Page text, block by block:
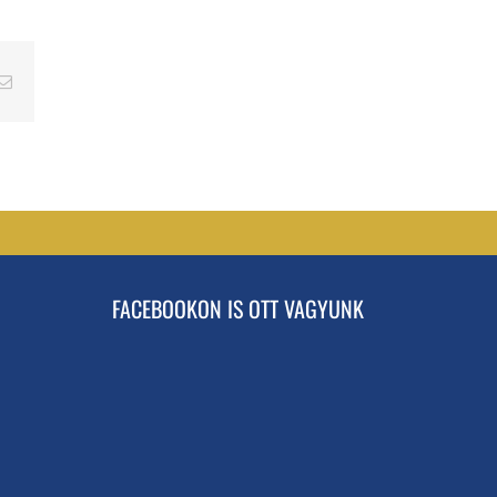
Email
FACEBOOKON IS OTT VAGYUNK